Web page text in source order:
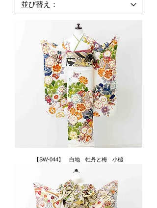
【SW-044】 白地 牡丹と梅 小槌